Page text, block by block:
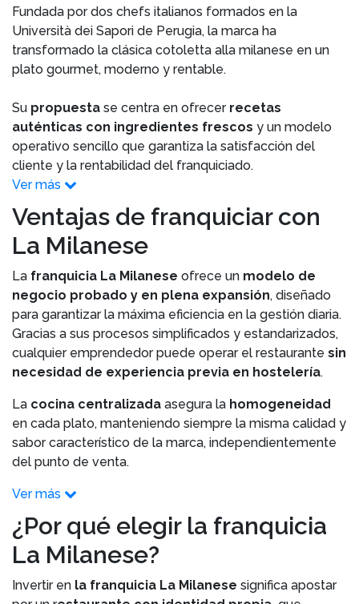
Fundada por dos chefs italianos formados en la
Università dei Sapori de Perugia, la marca ha
transformado la clásica cotoletta alla milanese en un
plato gourmet, moderno y rentable.
Su propuesta se centra en ofrecer recetas
auténticas con ingredientes frescos y un modelo
operativo sencillo que garantiza la satisfacción del
cliente y la rentabilidad del franquiciado.
Ver más
Ventajas de franquiciar con
La Milanese
La franquicia La Milanese ofrece un modelo de
negocio probado y en plena expansión, diseñado
para garantizar la máxima eficiencia en la gestión diaria.
Gracias a sus procesos simplificados y estandarizados,
cualquier emprendedor puede operar el restaurante sin
necesidad de experiencia previa en hostelería.
La cocina centralizada asegura la homogeneidad
en cada plato, manteniendo siempre la misma calidad y
sabor característico de la marca, independientemente
del punto de venta.
Ver más
¿Por qué elegir la franquicia
La Milanese?
Invertir en la franquicia La Milanese significa apostar